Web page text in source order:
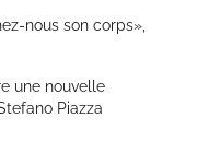
nous son corps»,
une nouvelle
Piazza